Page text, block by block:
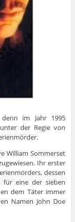
im Jahr 1995
der Regie von
William Sommerset
Ihr erster
dessen
für eine der sieben
dem Täter immer
Namen John Doe